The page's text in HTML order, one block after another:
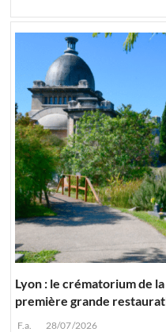
Lyon : le crématorium de
première grande
F.a. 28/07/2026